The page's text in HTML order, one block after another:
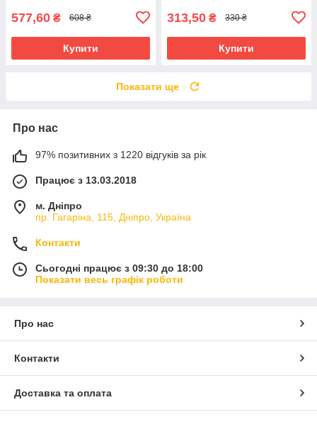
577,60 ₴ 608 ₴
Купити
313,50 ₴ 330 ₴
Купити
Показати ще
Про нас
97% позитивних з 1220 відгуків за рік
Працює з 13.03.2018
м. Дніпро
пр. Гагаріна, 115, Дніпро, Україна
Контакти
Сьогодні працює з 09:30 до 18:00
Показати весь графік роботи
Про нас
Контакти
Доставка та оплата